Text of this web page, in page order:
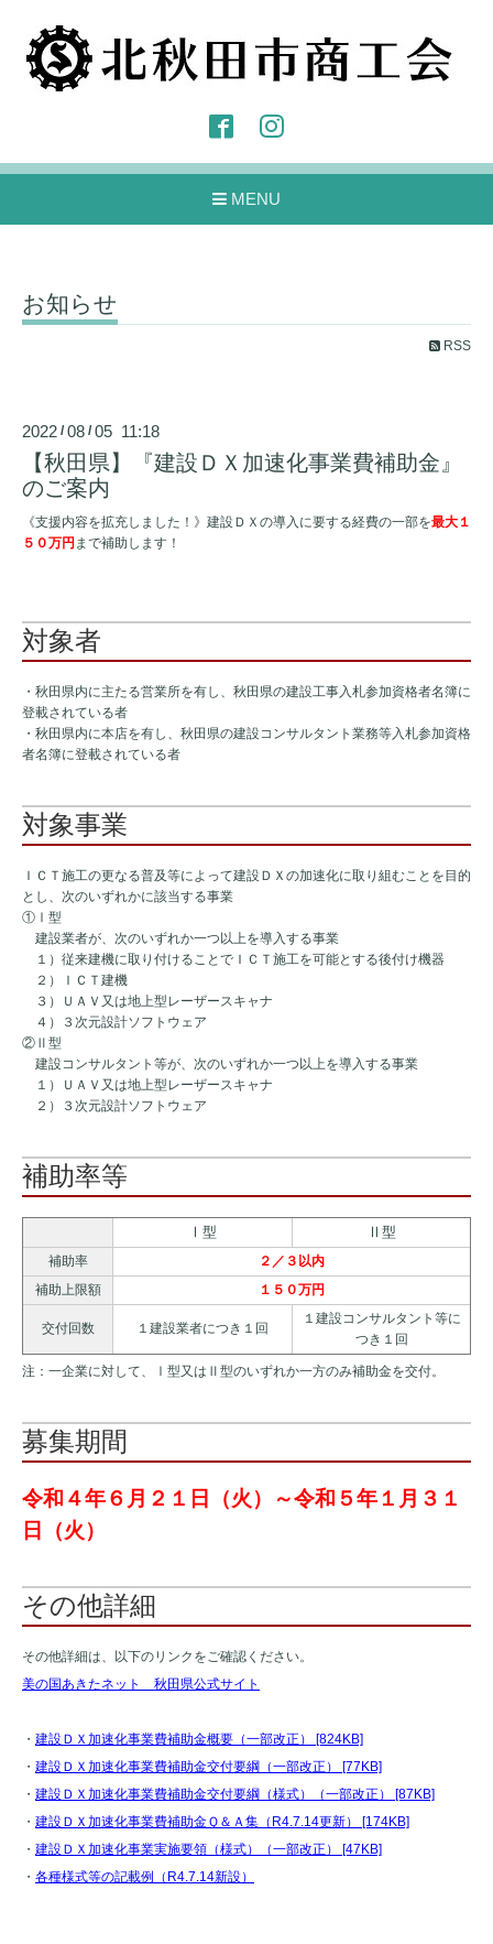
MENU
お知らせ
RSS
2022 /08 /05 11:18
【秋田県】『建設ＤＸ加速化事業費補助金』
のご案内
《支援内容を拡充しました！》建設ＤＸの導入に要する経費の一部を最大１
５０万円 まで補助します！
対象者
・秋田県内に主たる営業所を有し、秋田県の建設工事入札参加資格者名簿に
登載されている者
・秋田県内に本店を有し、秋田県の建設コンサルタント業務等入札参加資格
者名簿に登載されている者
対象事業
ＩＣＴ施工の更なる普及等によって建設ＤＸの加速化に取り組むことを目的
とし、次のいずれかに該当する事業
①Ⅰ型
建設業者が、次のいずれか一つ以上を導入する事業
１）従来建機に取り付けることでＩＣＴ施工を可能とする後付け機器
２）ＩＣＴ建機
３）ＵＡＶ又は地上型レーザースキャナ
４）３次元設計ソフトウェア
②Ⅱ型
建設コンサルタント等が、次のいずれか一つ以上を導入する事業
１）ＵＡＶ又は地上型レーザースキャナ
２）３次元設計ソフトウェア
補助率等
Ⅰ型 Ⅱ型
補助率
２／３以内
補助上限額
１５０万円
交付回数 １建設業者につき１回
１建設コンサルタント等に
つき１回
注：一企業に対して、Ⅰ型又はⅡ型のいずれか一方のみ補助金を交付。
募集期間
令和４年６月２１日（火）～令和５年１月３１
日（火）
その他詳細
その他詳細は、以下のリンクをご確認ください。
美の国あきたネット 秋田県公式サイト
・ 建設ＤＸ加速化事業費補助金概要（一部改正） [824KB]
・ 建設ＤＸ加速化事業費補助金交付要綱（一部改正） [77KB]
・ 建設ＤＸ加速化事業費補助金交付要綱（様式）（一部改正） [87KB]
・ 建設ＤＸ加速化事業費補助金Ｑ＆Ａ集（R4.7.14更新） [174KB]
・ 建設ＤＸ加速化事業実施要領（様式）（一部改正） [47KB]
・ 各種様式等の記載例（R4.7.14新設）